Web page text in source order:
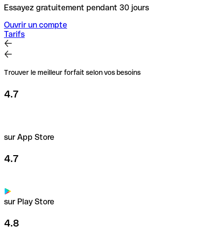
Essayez gratuitement pendant 30 jours
Ouvrir un compte
Tarifs
Trouver le meilleur forfait selon vos besoins
4.7
sur App Store
4.7
sur Play Store
4.8